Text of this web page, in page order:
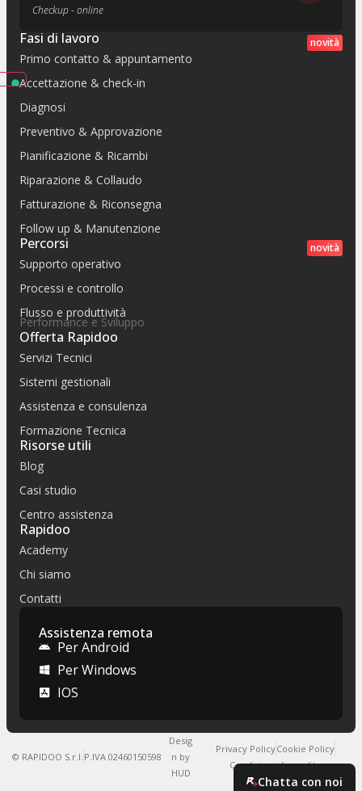
Chatta con noi
Checkup - online
novità
Fasi di lavoro
Primo contatto & appuntamento
Accettazione & check-in
Diagnosi
Preventivo & Approvazione
Pianificazione & Ricambi
Riparazione & Collaudo
Fatturazione & Riconsegna
Follow up & Manutenzione
novità
Percorsi
Supporto operativo
Processi e controllo
Flusso e produttività
Performance e Sviluppo
Offerta Rapidoo
Servizi Tecnici
Sistemi gestionali
Assistenza e consulenza
Formazione Tecnica
Risorse utili
Blog
Casi studio
Centro assistenza
Rapidoo
Academy
Chi siamo
Contatti
Assistenza remota
Per Android
Per Windows
IOS
© RAPIDOO S.r.l. P.IVA 02460150598
Desig
n by
HUD
Privacy PolicyCookie Policy
Condizioni di vendita